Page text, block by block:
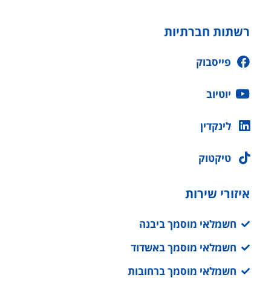
רשתות חברתיות
פייסבוק
יוטיוב
לינקדין
טיקטוק
איזורי שירות
חשמלאי מוסמך ביבנה
חשמלאי מוסמך באשדוד
חשמלאי מוסמך ברחובות